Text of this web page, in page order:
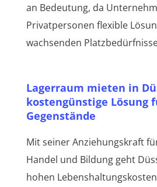
an Bedeutung, da
Privatpersonen flexible
wachsenden
Lagerraum mieten in
kostengünstige Lösung
Gegenstände
Mit seiner Anziehungskraft
Handel und Bildung geht
hohen